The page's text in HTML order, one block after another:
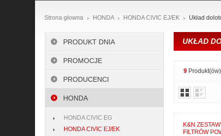
Strona głowna HONDA HONDA CIVIC EJ/EK Układ
UKŁAD
9 Produkt(ów)
K&N
FILTRÓW
PRODUKT DNIA
PROMOCJE
PRODUCENCI
HONDA
HONDA CIVIC EG
HONDA CIVIC EJ/EK